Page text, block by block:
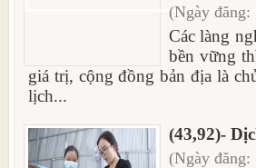
(Ngày
Các làng
bền vững
giá trị, cộng đồng bản địa là
lịch...
(43,92)-
(Ngày